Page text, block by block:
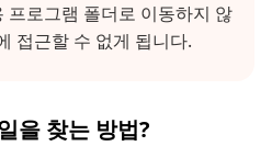
프로그램 폴더로 이동하지 않
접근할 수 없게 됩니다.
을 찾는 방법?